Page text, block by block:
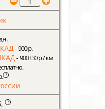
- 900 р.
- 900+30 р / км
?
?